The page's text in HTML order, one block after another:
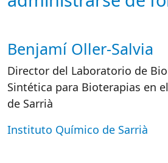
Autor/es reacciones
Benjamí Oller-Salvia
Director del Laboratorio de
Sintética para Bioterapias en
de Sarrià
Instituto Químico de Sarrià